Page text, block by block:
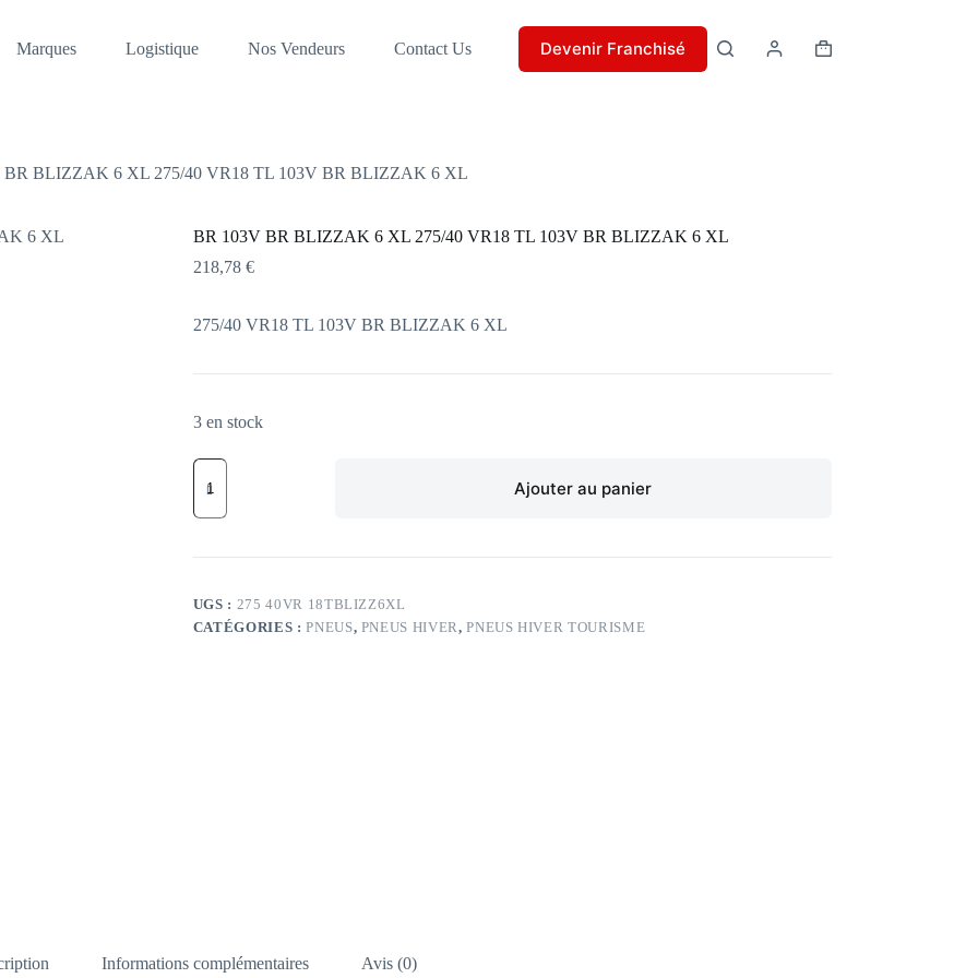
Marques Logistique Nos Vendeurs Contact Us Devenir Franchisé
Panier
BR BLIZZAK 6 XL 275/40 VR18 TL 103V BR BLIZZAK 6 XL
BR 103V BR BLIZZAK 6 XL 275/40 VR18 TL 103V BR BLIZZAK 6 XL
218,78 €
275/40 VR18 TL 103V BR BLIZZAK 6 XL
3 en stock
quantité
de
103V
BLIZZAK
XL
275/40
VR18
Ajouter au panier
UGS : 275 40VR 18TBLIZZ6XL
CATÉGORIES :PNEUS, PNEUS HIVER,PNEUS HIVER TOURISME
Informations complémentaires Avis (0)